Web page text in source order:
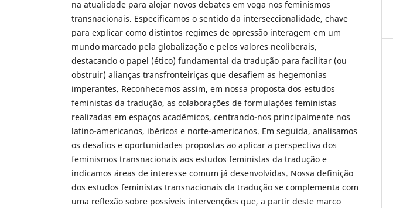
na atualidade para alojar novos debates em voga nos feminismos
transnacionais. Especificamos o sentido da interseccionalidade, chave
para explicar como distintos regimes de opressão interagem em um
mundo marcado pela globalização e pelos valores neoliberais,
destacando o papel (ético) fundamental da tradução para facilitar (ou
obstruir) alianças transfronteiriças que desafiem as hegemonias
imperantes. Reconhecemos assim, em nossa proposta dos estudos
feministas da tradução, as colaborações de formulações feministas
realizadas em espaços acadêmicos, centrando-nos principalmente nos
latino-americanos, ibéricos e norte-americanos. Em seguida, analisamos
os desafios e oportunidades propostas ao aplicar a perspectiva dos
feminismos transnacionais aos estudos feministas da tradução e
indicamos áreas de interesse comum já desenvolvidas. Nossa definição
dos estudos feministas transnacionais da tradução se complementa com
uma reflexão sobre possíveis intervenções que, a partir deste marco